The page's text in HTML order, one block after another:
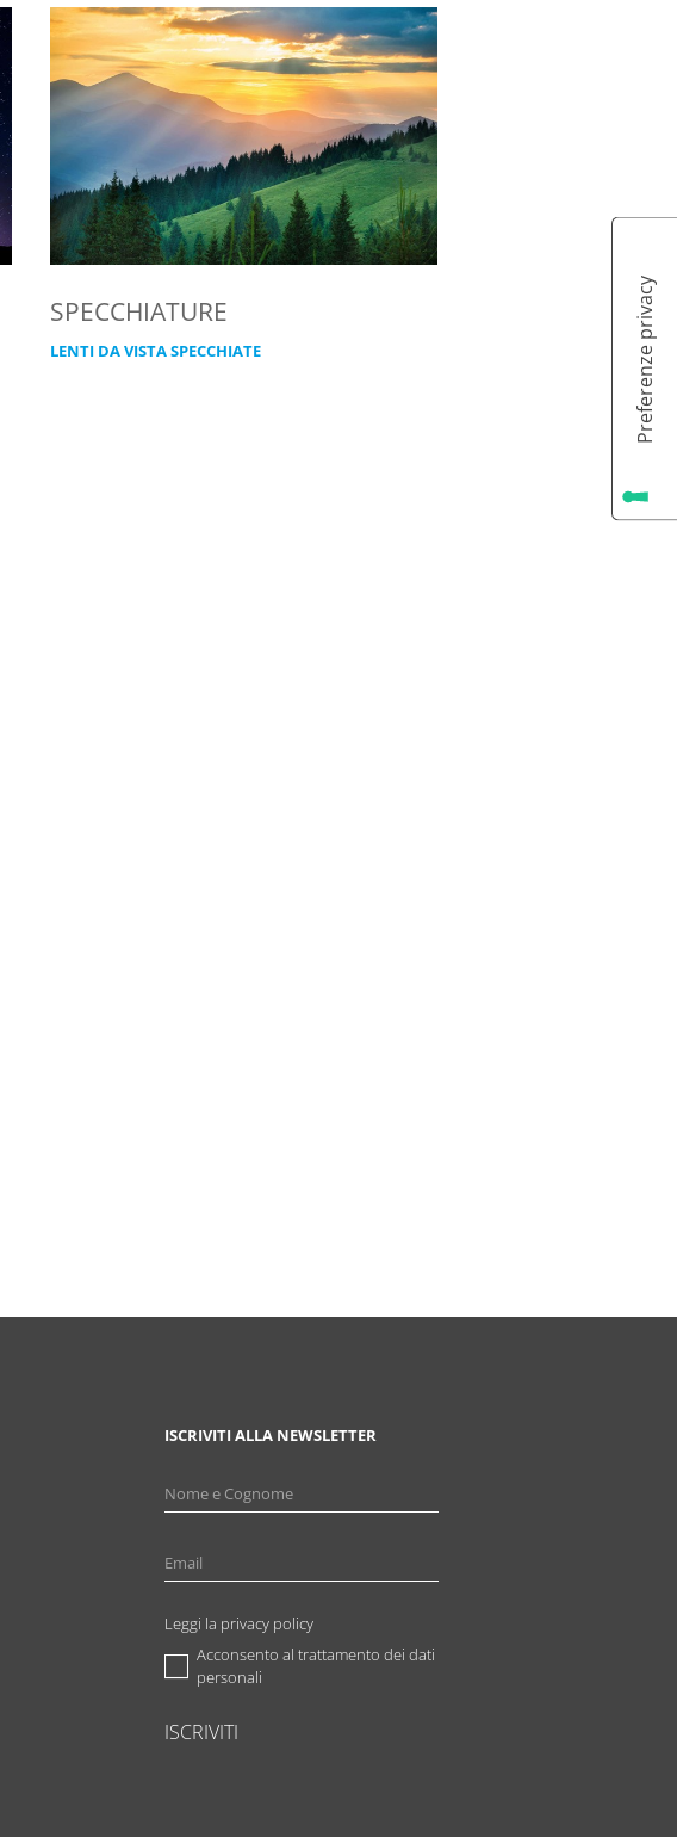
SPECCHIATURE
LENTI DA VISTA SPECCHIATE
ISCRIVITI ALLA NEWSLETTER
Leggi la privacy policy
Acconsento al trattamento dei dati
personali
ISCRIVITI